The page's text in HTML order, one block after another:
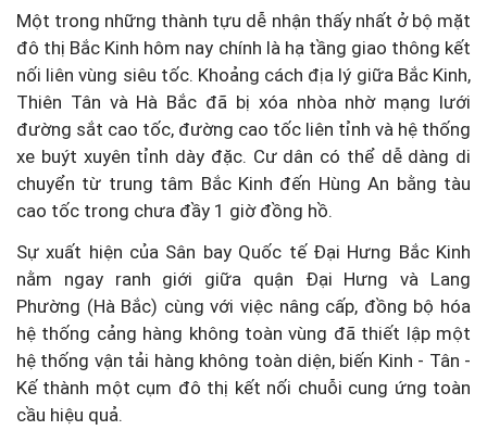
Một trong những thành tựu dễ nhận thấy nhất ở bộ mặt
đô thị Bắc Kinh hôm nay chính là hạ tầng giao thông kết
nối liên vùng siêu tốc. Khoảng cách địa lý giữa Bắc Kinh,
Thiên Tân và Hà Bắc đã bị xóa nhòa nhờ mạng lưới
đường sắt cao tốc, đường cao tốc liên tỉnh và hệ thống
xe buýt xuyên tỉnh dày đặc. Cư dân có thể dễ dàng di
chuyển từ trung tâm Bắc Kinh đến Hùng An bằng tàu
cao tốc trong chưa đầy 1 giờ đồng hồ.
Sự xuất hiện của Sân bay Quốc tế Đại Hưng Bắc Kinh
nằm ngay ranh giới giữa quận Đại Hưng và Lang
Phường (Hà Bắc) cùng với việc nâng cấp, đồng bộ hóa
hệ thống cảng hàng không toàn vùng đã thiết lập một
hệ thống vận tải hàng không toàn diện, biến Kinh - Tân -
Kế thành một cụm đô thị kết nối chuỗi cung ứng toàn
cầu hiệu quả.